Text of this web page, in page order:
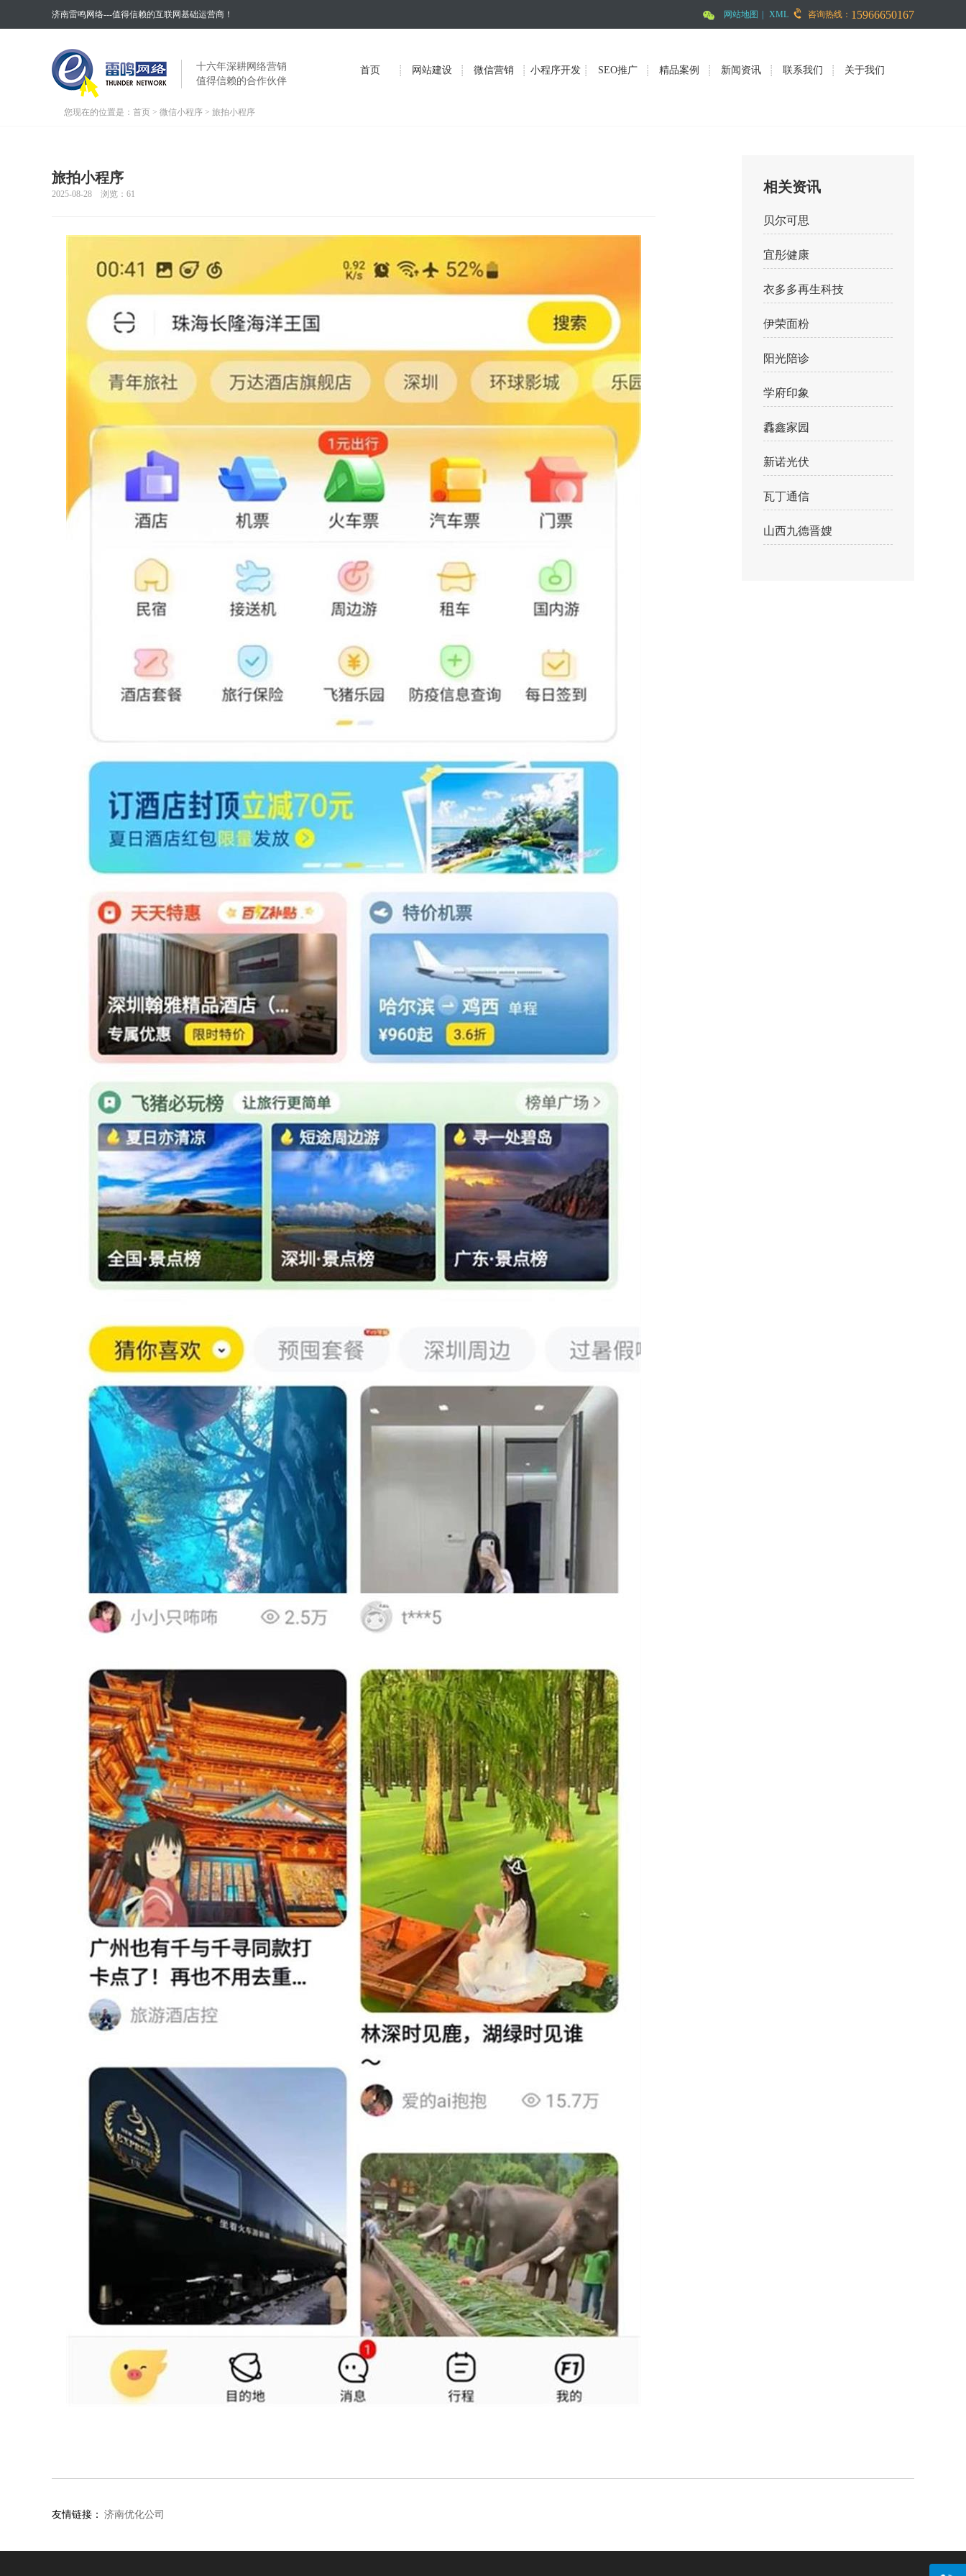
济南雷鸣网络---值得信赖的互联网基础运营商！ 网站地图 XML 咨询热线： 15966650167
十六年深耕网络营销
值得信赖的合作伙伴
首页 网站建设 微信营销 小程序开发 SEO推广 精品案例 新闻资讯 联系我们 关于我们
您现在的位置是： 首页 > 微信小程序 > 旅拍小程序
旅拍小程序
2025-08-28 浏览： 61 相关资讯
贝尔可思
宜彤健康
衣多多再生科技
伊荣面粉
阳光陪诊
学府印象
馫鑫家园
新诺光伏
瓦丁通信
山西九德晋嫂
友情链接： 济南优化公司